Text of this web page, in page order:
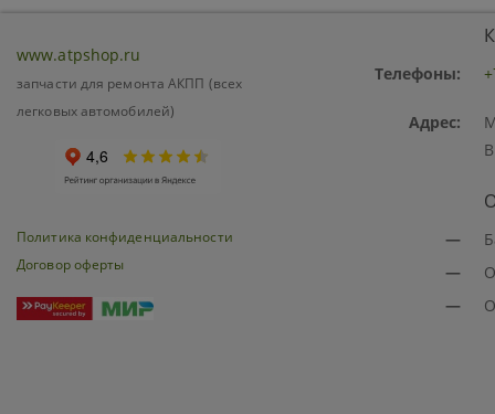
www.atpshop.ru
запчасти для ремонта АКПП (всех
легковых автомобилей)
Политика конфиденциальности
Договор оферты
Телефоны:
Адрес:
—
—
—